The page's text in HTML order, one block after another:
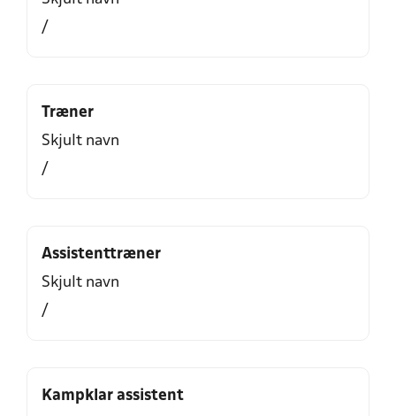
/
Træner
Skjult navn
/
Assistenttræner
Skjult navn
/
Kampklar assistent